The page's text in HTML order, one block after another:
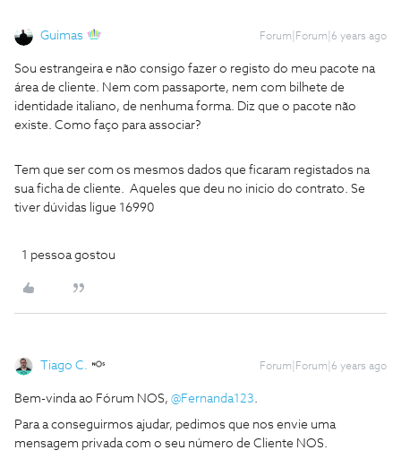
Guimas Forum|Forum|6 years ago
Sou estrangeira e não consigo fazer o registo do meu pacote na
área de cliente. Nem com passaporte, nem com bilhete de
identidade italiano, de nenhuma forma. Diz que o pacote não
existe. Como faço para associar?
Tem que ser com os mesmos dados que ficaram registados na
sua ficha de cliente. Aqueles que deu no inicio do contrato. Se
tiver dúvidas ligue 16990
1 pessoa gostou
Tiago C. Forum|Forum|6 years ago
Bem-vinda ao Fórum NOS, @Fernanda123.
Para a conseguirmos ajudar, pedimos que nos envie uma
mensagem privada com o seu número de Cliente NOS.